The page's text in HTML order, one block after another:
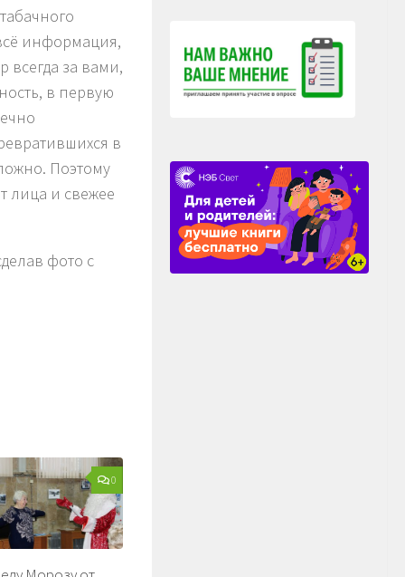
информация,
всегда за вами,
в первую
в
Поэтому
лица и свежее
фото с
0